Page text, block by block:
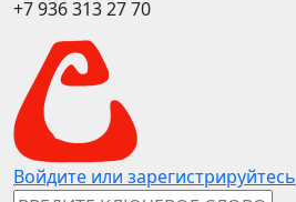
+7 936 313 27 70
Войдите или зарегистрируйтесь